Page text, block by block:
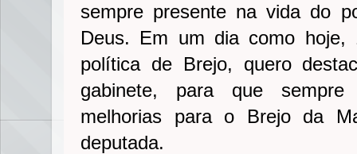
sempre presente na vida do
Deus. Em um dia como hoje,
política de Brejo, quero
gabinete, para que sempre
melhorias para o Brejo da
deputada.